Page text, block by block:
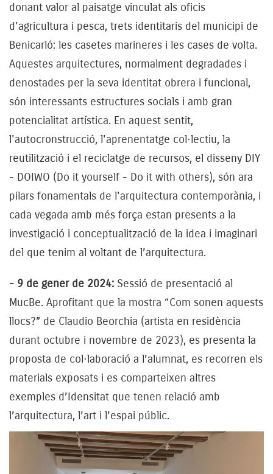
donant valor al paisatge vinculat als oficis
d'agricultura i pesca, trets identitaris del municipi de
Benicarló: les casetes marineres i les cases de volta.
Aquestes arquitectures, normalment degradades i
denostades per la seva identitat obrera i funcional,
són interessants estructures socials i amb gran
potencialitat artística. En aquest sentit,
l'autocronstrucció, l'aprenentatge col·lectiu, la
reutilització i el reciclatge de recursos, el disseny DIY
- DOIWO (Do it yourself - Do it with others), són ara
pilars fonamentals de l'arquitectura contemporània, i
cada vegada amb més força estan presents a la
investigació i conceptualització de la idea i imaginari
del que tenim al voltant de l’arquitectura.
- 9 de gener de 2024: Sessió de presentació al
MucBe. Aprofitant que la mostra “Com sonen aquests
llocs?” de Claudio Beorchia (artista en residència
durant octubre i novembre de 2023), es presenta la
proposta de col·laboració a l’alumnat, es recorren els
materials exposats i es comparteixen altres
exemples d’Idensitat que tenen relació amb
l’arquitectura, l’art i l’espai públic.